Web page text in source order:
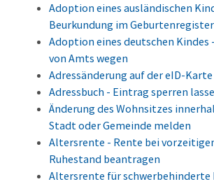
Adoption eines ausländischen
Beurkundung im
Adoption eines deutschen Kindes
von Amts wegen
Adressänderung auf der eID-
Adressbuch - Eintrag sperren
Änderung des Wohnsitzes
Stadt oder Gemeinde melden
Altersrente - Rente bei
Ruhestand beantragen
Altersrente für schwerbehinderte